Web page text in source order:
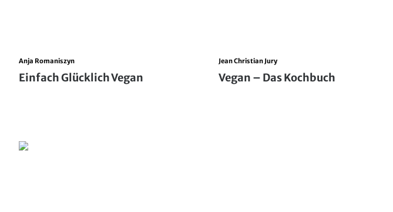
Anja Romaniszyn
Einfach Glücklich Vegan
Jean Christian Jury
Vegan – Das Kochbuch